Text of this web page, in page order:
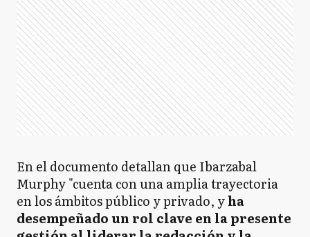
En el documento detallan que Ibarzabal
Murphy "cuenta con una amplia trayectoria
en los ámbitos público y privado, yha
desempeñado un rol clave en la presente